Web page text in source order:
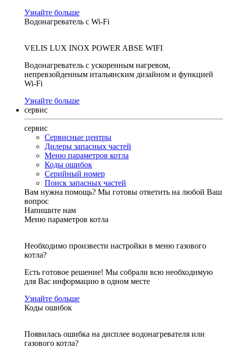
Узнайте больше
Водонагреватель с Wi-Fi
VELIS LUX INOX POWER ABSE WIFI
Водонагреватель с ускоренным нагревом,
непревзойденным итальянским дизайном и функцией
Wi-Fi
Узнайте больше
сервис
сервис
Сервисные центры
Дилеры запасных частей
Меню параметров котла
Коды ошибок
Серийный номер
Поиск запасных частей
Вам нужна помощь? Мы готовы ответить на любой Ваш
вопрос
Напишите нам
Меню параметров котла
Необходимо произвести настройки в меню газового
котла?
Есть готовое решение! Мы собрали всю необходимую
для Вас информацию в одном месте
Узнайте больше
Коды ошибок
Появилась ошибка на дисплее водонагревателя или
газового котла?